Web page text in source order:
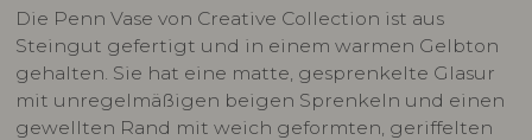
Die Penn Vase von Creative Collection ist aus
Steingut gefertigt und in einem warmen Gelbton
gehalten. Sie hat eine matte, gesprenkelte Glasur
mit unregelmäßigen beigen Sprenkeln und einen
gewellten Rand mit weich geformten, geriffelten